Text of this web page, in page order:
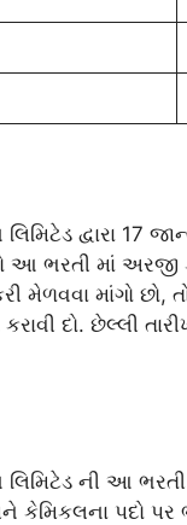
લિમિટેડ દ્વારા
આ ભરતી માં
મેળવવા માંગો
દો. છેલ્લી
લિમિટેડ ની આ
પદો પર